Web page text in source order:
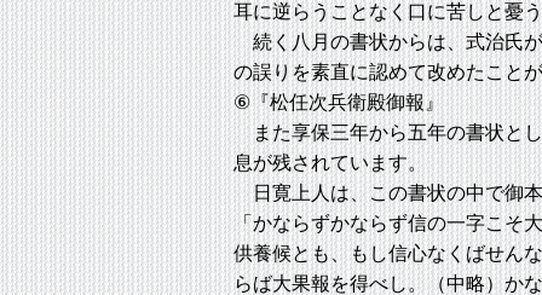
耳に逆らうことなく口に苦しと憂
続く八月の書状からは、式治氏
の誤りを素直に認めて改めたこと
⑥『松任次兵衛殿御報』
また享保三年から五年の書状と
息が残されています。
日寛上人は、この書状の中で御
「かならずかならず信の一字こそ
供養候とも、もし信心なくばせん
らば大果報を得べし。（中略）か